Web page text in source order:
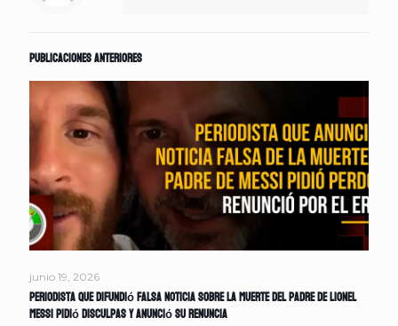
Publicaciones anteriores
junio 19, 2026
Periodista que difundió falsa noticia sobre la muerte del padre de Lionel
Messi pidió disculpas y anunció su renuncia